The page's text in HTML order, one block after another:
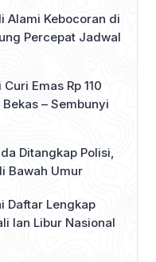
Alami Kebocoran di
Percepat Jadwal
Emas Rp 110
– Sembunyi
Ditangkap Polisi,
Bawah Umur
Daftar Lengkap
lan Libur Nasional